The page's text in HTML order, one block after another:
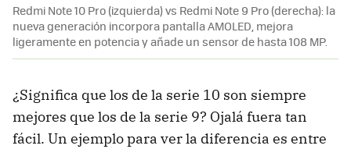
Redmi Note 10 Pro (izquierda) vs Redmi Note 9 Pro (derecha): la
nueva generación incorpora pantalla AMOLED, mejora
ligeramente en potencia y añade un sensor de hasta 108 MP.
¿Significa que los de la serie 10 son siempre
mejores que los de la serie 9? Ojalá fuera tan
fácil. Un ejemplo para ver la diferencia es entre